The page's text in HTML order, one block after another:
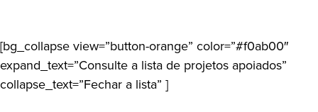
[bg_collapse view=”button-orange” color=”#f0ab00″
expand_text=”Consulte a lista de projetos apoiados”
collapse_text=”Fechar a lista” ]